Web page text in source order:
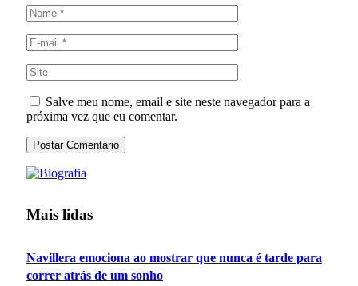
Salve meu nome, email e site neste navegador para a
próxima vez que eu comentar.
Mais lidas
Navillera emociona ao mostrar que nunca é tarde para
correr atrás de um sonho